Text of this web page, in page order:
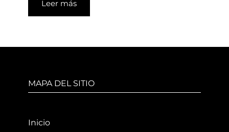
Leer más
MAPA DEL SITIO
Inicio